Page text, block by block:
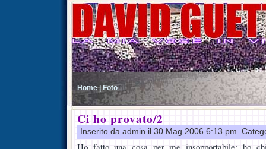
Home | Foto
Ci ho provato/2
Inserito da admin il 30 Mag 2006 6:13 pm.
Ho fatto una cosa per me insopportabile: ho